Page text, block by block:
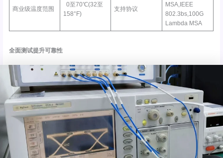
商业级温度范围
0至70℃(32至
158°F)
支持协议
MSA,IEEE
802.3bs,100G
Lambda MSA
全面测试提升可靠性